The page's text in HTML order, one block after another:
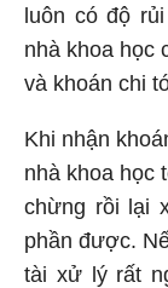
luôn có độ
nhà khoa học
và khoán chi
Khi nhận
nhà khoa học
chừng rồi lại
phần được.
tài xử lý rất